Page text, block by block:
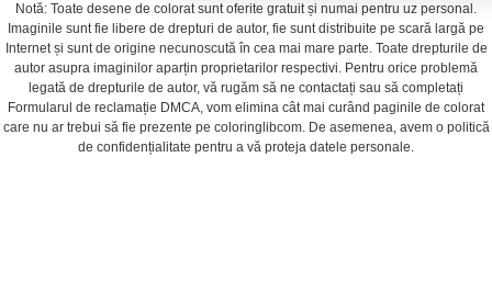
Notă: Toate desene de colorat sunt oferite gratuit și numai pentru uz personal.
Imaginile sunt fie libere de drepturi de autor, fie sunt distribuite pe scară largă pe
Internet și sunt de origine necunoscută în cea mai mare parte. Toate drepturile de
autor asupra imaginilor aparțin proprietarilor respectivi. Pentru orice problemă
legată de drepturile de autor, vă rugăm să ne contactați sau să completați
Formularul de reclamație DMCA, vom elimina cât mai curând paginile de colorat
care nu ar trebui să fie prezente pe coloringlibcom. De asemenea, avem o politică
de confidențialitate pentru a vă proteja datele personale.